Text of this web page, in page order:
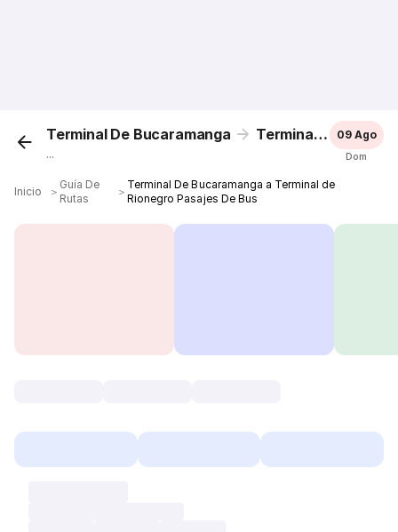
Terminal De Bucaramanga Terminal de Rionegro
...
09 Ago
Dom
Inicio ＞
Guía De
Rutas
＞
Terminal De Bucaramanga a Terminal de
Rionegro Pasajes De Bus